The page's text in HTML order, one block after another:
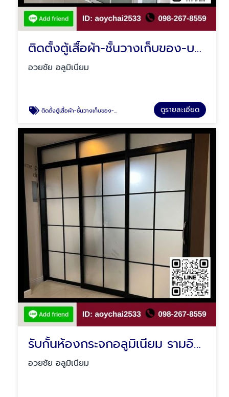
ติดตั้งตู้เสื้อผ้า-ชั้นวางเก็บของ-บานซิงค์ คลองสามวา
อวยชัย อลูมิเนียม
ติดตั้งตู้เสื้อผ้า-ชั้นวางเก็บของ-บานซิงค์ คลองสามวา ดูรายละเอียด
รับกั้นห้องกระจกอลูมิเนียม รามอินทรา
อวยชัย อลูมิเนียม